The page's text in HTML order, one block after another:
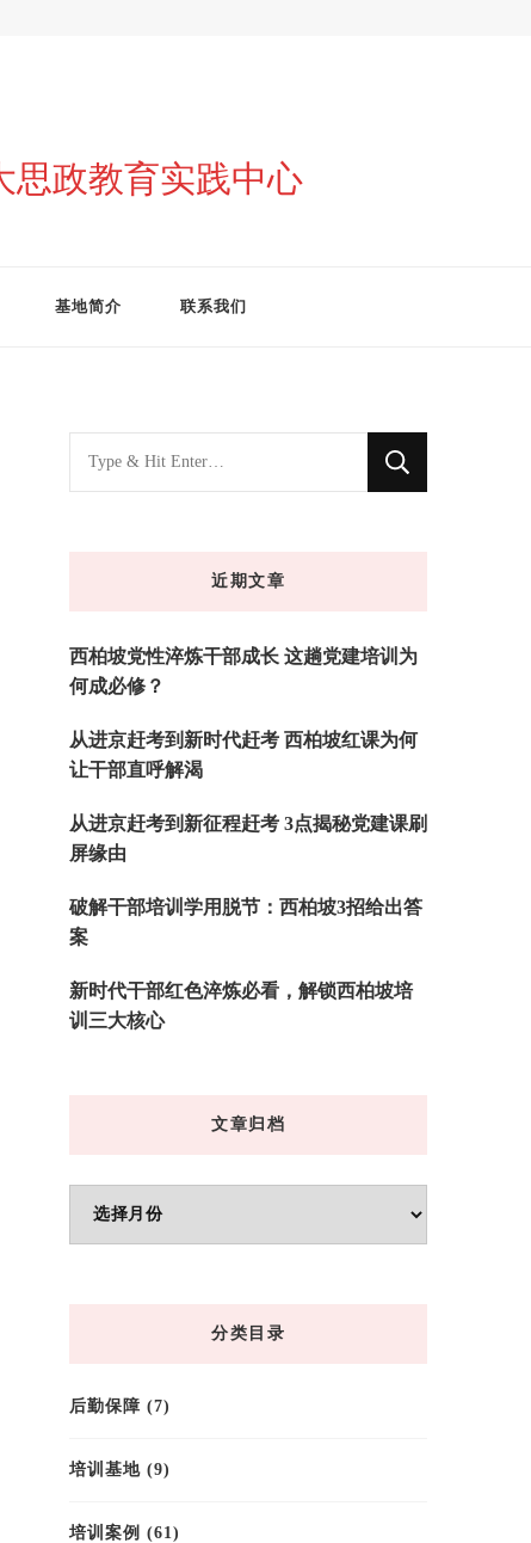
思政教育实践中心
基地简介 联系我们
找
什
近期文章
西柏坡党性淬炼干部成长 这趟党建培训为
何成必修？
从进京赶考到新时代赶考 西柏坡红课为何
让干部直呼解渴
从进京赶考到新征程赶考 3点揭秘党建课刷
屏缘由
破解干部培训学用脱节：西柏坡3招给出答
案
新时代干部红色淬炼必看，解锁西柏坡培
训三大核心
文章归档
章
分类目录
后勤保障 (7)
培训基地 (9)
培训案例 (61)